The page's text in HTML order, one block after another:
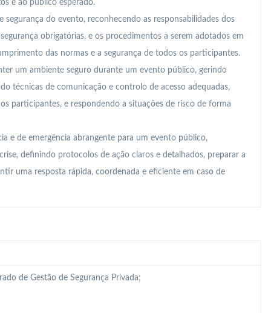
e ao público esperado.
segurança do evento, reconhecendo as responsabilidades dos
obrigatórias, e os procedimentos a serem adotados em
das normas e a segurança de todos os participantes.
um ambiente seguro durante um evento público, gerindo
técnicas de comunicação e controlo de acesso adequadas,
participantes, e respondendo a situações de risco de forma
e de emergência abrangente para um evento público,
definindo protocolos de ação claros e detalhados, preparar a
uma resposta rápida, coordenada e eficiente em caso de
de Gestão de Segurança Privada;